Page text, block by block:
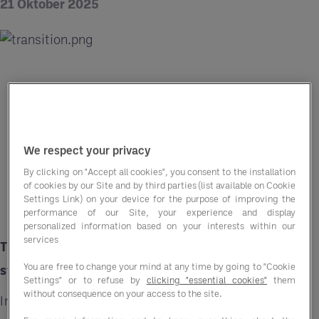
21 Oktober 2025
Transition 5.0 in der Gastronomie: Was sie ist,
steuerliche Anreize und Vorteile
In den politischen Strategien zur Förderung der
We respect your privacy
By clicking on "Accept all cookies", you consent to the installation
of cookies by our Site and by third parties (list available on Cookie
Settings Link) on your device for the purpose of improving the
performance of our Site, your experience and display
personalized information based on your interests within our
services
You are free to change your mind at any time by going to "Cookie
Settings" or to refuse by clicking "essential cookies" them
without consequence on your access to the site.